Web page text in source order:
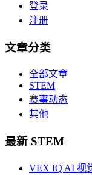
登录
注册
文章分类
全部文章
STEM
赛事动态
其他
最新 STEM
VEX IQ AI 视